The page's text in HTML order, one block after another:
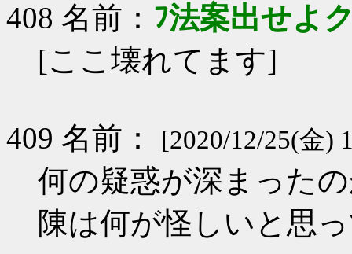
408 名前： ﾌ法案出せよ
[ここ壊れてます]
409 名前： [2020/12/25(金)
何の疑惑が深まった
陳は何が怪しいと思